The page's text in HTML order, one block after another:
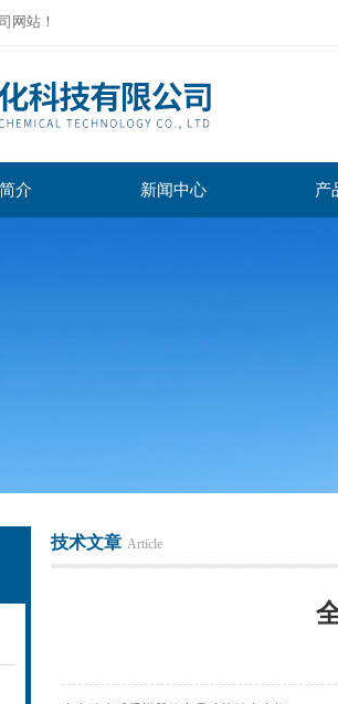
网站！
介 新闻中心 产
技术文章 Article